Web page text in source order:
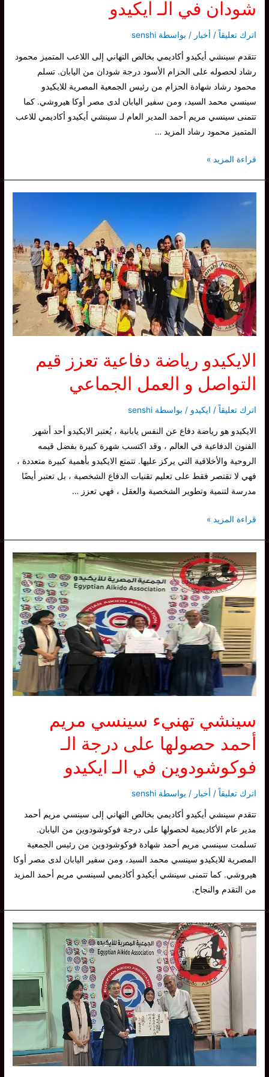
شودان في الـ ايكيدو
اترك تعليقاً / أخبار / بواسطة senshi
تتقدم سينشي أيكيدو أكاديمي بخالص التهاني إلى اللاعب المتميز محمود
رشاد لحصوله على الحزام الأسود درجة شودان من اليابان. تسلم
محمود رشاد شهادة الحزام من رئيس الجمعية المصرية للايكيدو
سينسي محمد السيد، ومن سفير اليابان لدى مصر أوكا هيروشي. كما
تتمنى سينسي مريم أحمد المدير العام لـ سينشي أيكيدو أكاديمي للاعب
المتميز محمود رشاد المزيد …
سينشي
محمود
على
درجة
الـ
شودان
في
الـ
ايكيدو
قراءة المزيد »
الايكيدو رياضة دفاعية تعزز قيم
التواصل و العمل الجماعي
اترك تعليقاً / ايكيدو / بواسطة senshi
الايكيدو هو رياضة دفاع عن النفس يابانية ، يُعتبر الايكيدو أحد أشهر
الفنون الدفاعية في العالم ، وقد اكتسب شهرة كبيرة بفضل قيمه
الروحية والأخلاقية التي يركز عليها. تتمتع الايكيدو بأهمية كبيرة متعددة ،
فهي لا تقتصر فقط على تعليم تقنيات الدفاع الشخصية ، بل تعتبر أيضًا
مدرسة لتنمية وتطوير الشخصية والعقل ، فهي تعزز …
الايكيدو
تعزز
قيم
التواصل
و
العمل
الجماعي
قراءة المزيد »
سينشي تهنيء سينسي مريم
أحمد حصولها على درجة الـ
فوكوشودوين في الـ ايكيدو
اترك تعليقاً / أخبار / بواسطة senshi
تتقدم سينشي أيكيدو أكاديمي بخالص التهاني إلى سينسي مريم أحمد
مدير عام الأكاديمية لحصولها على درجة فوكوشودوين من اليابان.
تسلمت سينسي مريم أحمد شهادة فوكوشودوين من رئيس الجمعية
المصرية للايكيدو سينسي محمد السيد، ومن سفير اليابان لدى مصر أوكا
هيروشي. كما تتمنى سينشي أيكيدو أكاديمي لسينسي مريم أحمد المزيد
من التقدم والنجاح.